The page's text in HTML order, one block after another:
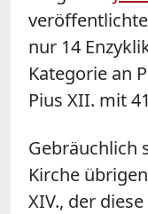
nur 14
Kategorie an
Pius XII. mit
Gebräuchlich
Kirche
XIV., der